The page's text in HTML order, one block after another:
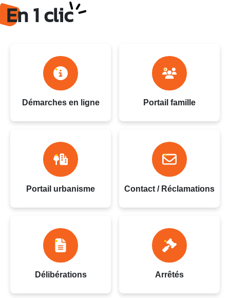
Ville du Gosier - Guadeloupe
En 1 clic
Démarches en ligne Portail famille
Portail urbanisme Contact / Réclamations
Délibérations Arrêtés